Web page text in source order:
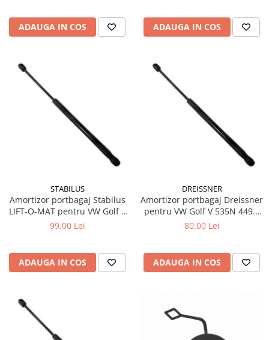
Lichid de Frana
Lichid de Parbriz
Ulei Servodirectie
Uleiuri Hidraulice
Vaselina si Lubrifianti Auto
Filtre Ulei
Intretinere si Cosmetica Auto
Produse curatare interior auto
Spuma activa & detergenti auto
Accesorii telefoane mobile
Cabluri Curent Auto
ADAUGA IN COS ADAUGA IN COS
STABILUS
Amortizor portbagaj Stabilus
LIFT-O-MAT pentru VW Golf V
1K1
99,00 Lei
ADAUGA IN COS
DREISSNER
Amortizor portbagaj Dreissner
pentru VW Golf V 535N 449.5
mm
80,00 Lei
ADAUGA IN COS